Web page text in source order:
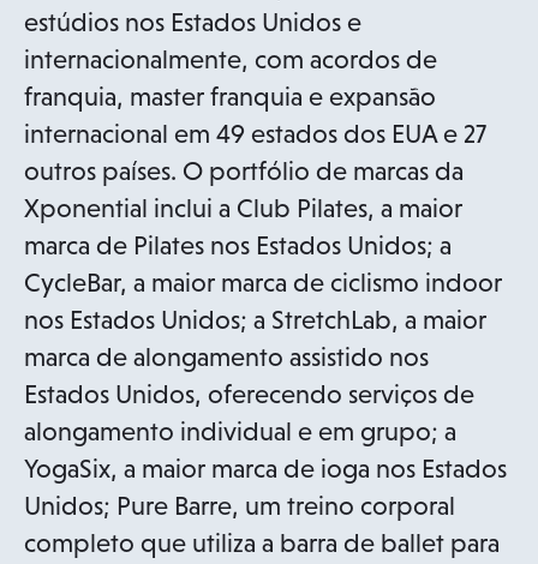
estúdios nos Estados Unidos e
internacionalmente, com acordos de
franquia, master franquia e expansão
internacional em 49 estados dos EUA e 27
outros países. O portfólio de marcas da
Xponential inclui a Club Pilates, a maior
marca de Pilates nos Estados Unidos; a
CycleBar, a maior marca de ciclismo indoor
nos Estados Unidos; a StretchLab, a maior
marca de alongamento assistido nos
Estados Unidos, oferecendo serviços de
alongamento individual e em grupo; a
YogaSix, a maior marca de ioga nos Estados
Unidos; Pure Barre, um treino corporal
completo que utiliza a barra de ballet para